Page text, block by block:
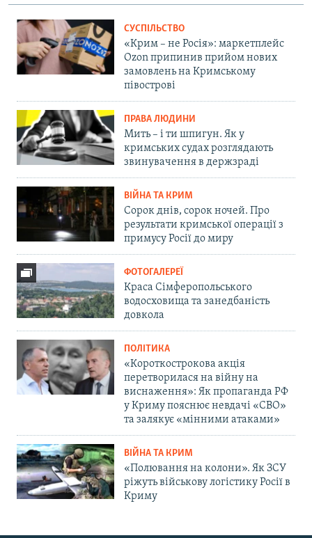
СУСПІЛЬСТВО
«Крим – не Росія»: маркетплейс
Ozon припинив прийом нових
замовлень на Кримському
півострові
ПРАВА ЛЮДИНИ
Мить – і ти шпигун. Як у
кримських судах розглядають
звинувачення в держзраді
ВІЙНА ТА КРИМ
Сорок днів, сорок ночей. Про
результати кримської операції з
примусу Росії до миру
ФОТОГАЛЕРЕЇ
Краса Сімферопольського
водосховища та занедбаність
довкола
ПОЛІТИКА
«Короткострокова акція
перетворилася на війну на
виснаження»: Як пропаганда РФ
у Криму пояснює невдачі «СВО»
та залякує «мінними атаками»
ВІЙНА ТА КРИМ
«Полювання на колони». Як ЗСУ
ріжуть військову логістику Росії в
Криму